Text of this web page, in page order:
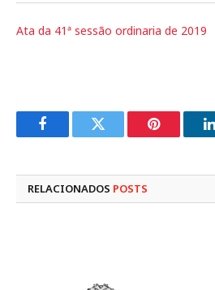
Ata da 41ª sessão ordinaria de 2019
FacebookTwitter Pinterest
RELACIONADOS POSTS